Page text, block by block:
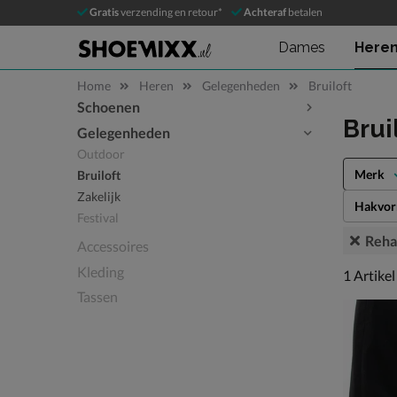
Gratisverzending en retour* Achteraf betalen
Dames
Home Heren Gelegenheden Bruiloft
Sla categorieën over
Schoenen
Gelegenheden
Outdoor
Bruiloft
Zakelijk
Festival
Accessoires
Kleding
Tassen
Merk
1 artikel
1 Artikel